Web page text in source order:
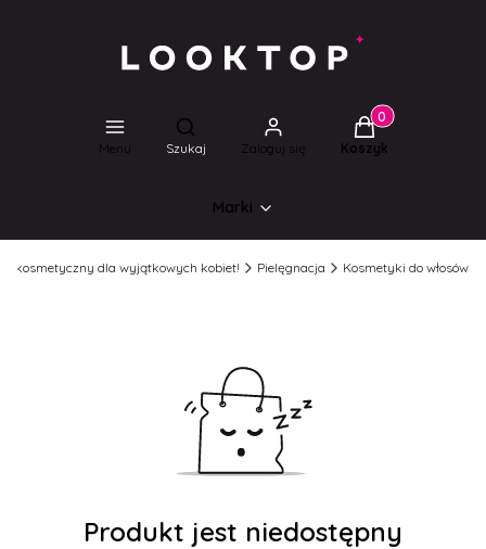
Menu
Otwórz wyszukiwarkę
Szukaj Zaloguj się
Produkty w
Koszyk
Marki
kosmetyczny dla wyjątkowych kobiet! Pielęgnacja Kosmetyki do włosów
Produkt jest niedostępny